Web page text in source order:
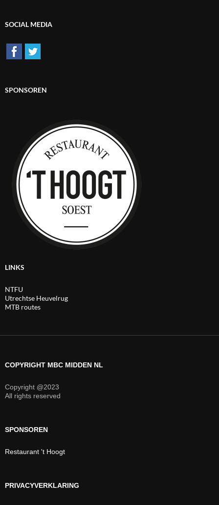
SOCIAL MEDIA
SPONSOREN
LINKS
NTFU
Utrechtse Heuvelrug
MTB routes
COPYRIGHT MBC MIDDEN NL
Copyright @2023
All rights reserved
SPONSOREN
Restaurant 't Hoogt
PRIVACYVERKLARING